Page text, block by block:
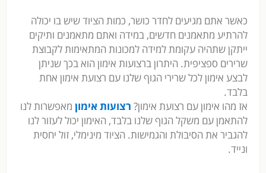
כאשר אתם מגיעים לחדר כושר, כמות הציוד שיש בו יכולה
להרתיע מתאמנים חדשים, במידה ואתם מתאמנים ותיקים
ייתקן שתהיה עקומת למידה למכונות המתאימות לקבוצת
שרירים ספציפית. היתרון ברצועות אימון הוא בכך שניתן
לבצע אימון לכל שרירי הגוף שלנו עם רצועת אימון אחת
בלבד.
אז מהו אימון עם רצועת אימון? רצועות אימון מאפשרות לנו
להתאמן עם משקל הגוף שלנו בלבד, האימון יכול לעזור לנו
להגביר את הסיבולת והגמישות. הציוד מינימלי, זול יחסית
ונייד.